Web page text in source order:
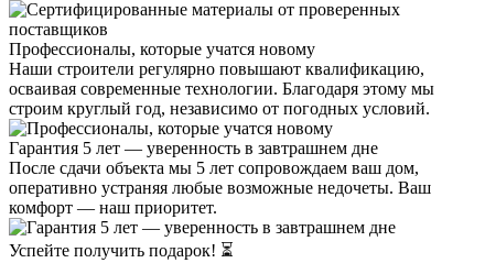
Профессионалы, которые учатся новому
Наши строители регулярно повышают квалификацию,
осваивая современные технологии. Благодаря этому мы
строим круглый год, независимо от погодных условий.
Гарантия 5 лет — уверенность в завтрашнем дне
После сдачи объекта мы 5 лет сопровождаем ваш дом,
оперативно устраняя любые возможные недочеты. Ваш
комфорт — наш приоритет.
Успейте получить подарок! ⏳